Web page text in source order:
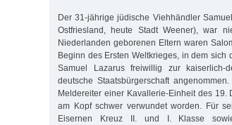
Der 31-jährige jüdische Viehhändler
Ostfriesland, heute Stadt Weener), war
Niederlanden geborenen Eltern waren
Beginn des Ersten Weltkrieges, in dem
Samuel Lazarus freiwillig zur kaiserlich-
deutsche Staatsbürgerschaft
Meldereiter einer Kavallerie-Einheit des
am Kopf schwer verwundet worden. Für
Eisernen Kreuz II. und I. Klasse